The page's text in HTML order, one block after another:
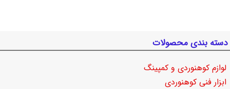
دسته بندی محصولات
لوازم کوهنوردی و کمپینگ
ابزار فنی کوهنوردی